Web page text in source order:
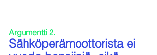
Argumentti 2.
Sähköperämoottorista ei